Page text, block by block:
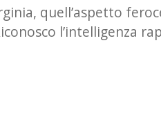
quell’aspetto
l’intelligenza